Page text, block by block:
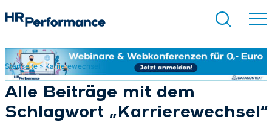
Suchen
Startseite» Karrierewechsel
Alle Beiträge mit dem
Schlagwort „Karrierewechsel“